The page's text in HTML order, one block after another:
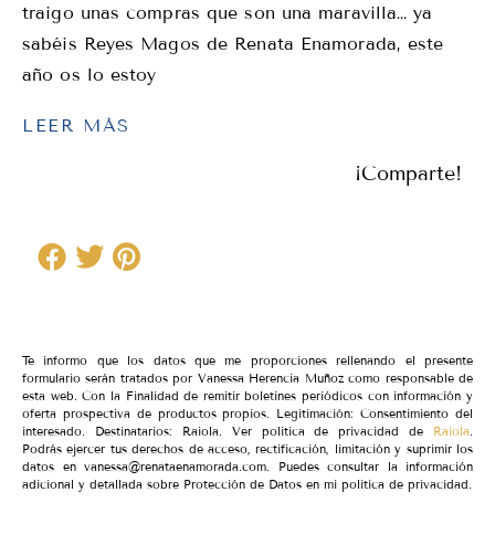
traigo unas compras que son una maravilla… ya
sabéis Reyes Magos de Renata Enamorada, este
año os lo estoy
LEER MÁS
¡Comparte!
Te informo que los datos que me proporciones rellenando el presente
formulario serán tratados por Vanessa Herencia Muñoz como responsable de
esta web. Con la Finalidad de remitir boletines periódicos con información y
oferta prospectiva de productos propios. Legitimación: Consentimiento del
interesado. Destinatarios: Raiola. Ver política de privacidad de Raiola.
Podrás ejercer tus derechos de acceso, rectificación, limitación y suprimir los
datos en vanessa@renataenamorada.com. Puedes consultar la información
adicional y detallada sobre Protección de Datos en mi política de privacidad.